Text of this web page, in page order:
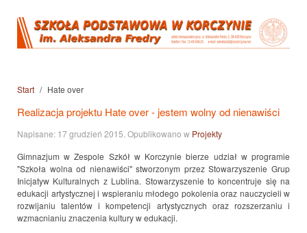
Start Hate over
Realizacja projektu Hate over - jestem wolny od nienawiści
Napisane: 17 grudzień 2015 . Opublikowano w Projekty
Gimnazjum w Zespole Szkół w Korczynie bierze udział w programie
"Szkoła wolna od nienawiści" stworzonym przez Stowarzyszenie Grup
Inicjatyw Kulturalnych z Lublina. Stowarzyszenie to koncentruje się na
edukacji artystycznej i wspieraniu młodego pokolenia oraz nauczycieli w
rozwijaniu talentów i kompetencji artystycznych oraz rozszerzaniu i
wzmacnianiu znaczenia kultury w edukacji.